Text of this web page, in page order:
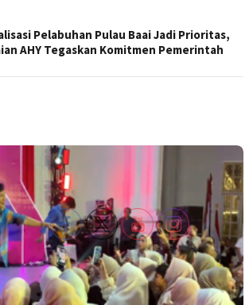
Pelabuhan Pulau Baai Jadi Prioritas,
AHY Tegaskan Komitmen Pemerintah